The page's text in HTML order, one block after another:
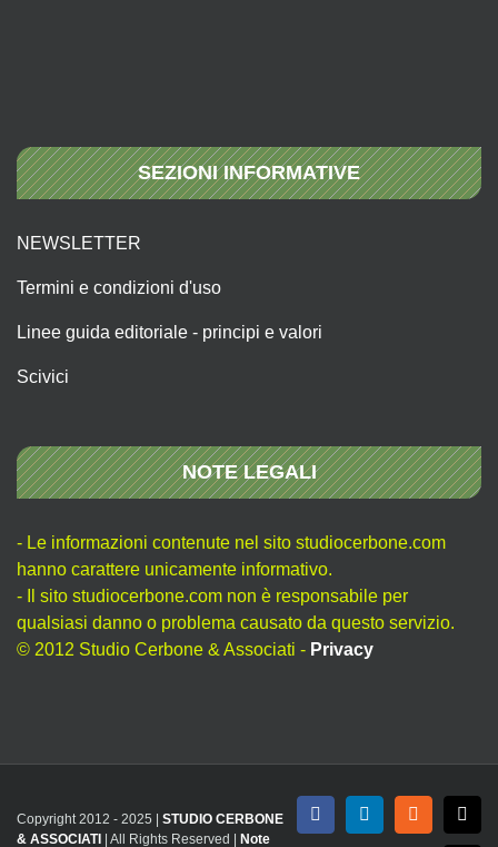
SEZIONI INFORMATIVE
NEWSLETTER
Termini e condizioni d'uso
Linee guida editoriale - principi e valori
Scivici
NOTE LEGALI
- Le informazioni contenute nel sito studiocerbone.com
hanno carattere unicamente informativo.
- Il sito studiocerbone.com non è responsabile per
qualsiasi danno o problema causato da questo servizio.
© 2012 Studio Cerbone & Associati - Privacy
Copyright 2012 - 2025 | STUDIO CERBONE
& ASSOCIATI
| All Rights Reserved | Note
FacebookLinkedInRss X